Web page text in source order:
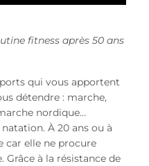
fitness après 50 ans
qui vous apportent
détendre : marche,
nordique…
À 20 ans ou à
car elle ne procure
à la résistance de